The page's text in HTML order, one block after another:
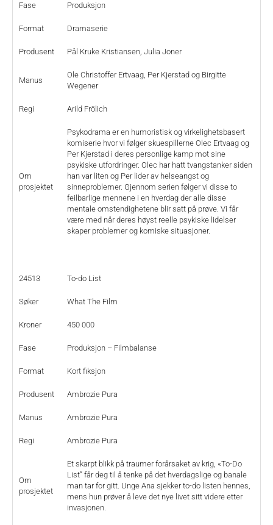
Fase Produksjon
Format Dramaserie
Produsent Pål Kruke Kristiansen, Julia Joner
Manus
Ole Christoffer Ertvaag, Per Kjerstad og Birgitte
Wegener
Regi Arild Frölich
Om
prosjektet
Psykodrama er en humoristisk og virkelighetsbasert
komiserie hvor vi følger skuespillerne Olec Ertvaag og
Per Kjerstad i deres personlige kamp mot sine
psykiske utfordringer. Olec har hatt tvangstanker siden
han var liten og Per lider av helseangst og
sinneproblemer. Gjennom serien følger vi disse to
feilbarlige mennene i en hverdag der alle disse
mentale omstendighetene blir satt på prøve. Vi får
være med når deres høyst reelle psykiske lidelser
skaper problemer og komiske situasjoner.
24513 To-do List
Søker What The Film
Kroner 450 000
Fase Produksjon – Filmbalanse
Format Kort fiksjon
Produsent Ambrozie Pura
Manus Ambrozie Pura
Regi Ambrozie Pura
Om
prosjektet
Et skarpt blikk på traumer forårsaket av krig, «To-Do
List” får deg til å tenke på det hverdagslige og banale
man tar for gitt. Unge Ana sjekker to-do listen hennes,
mens hun prøver å leve det nye livet sitt videre etter
invasjonen.